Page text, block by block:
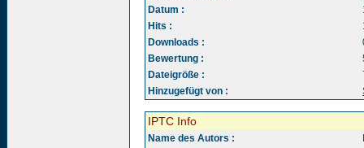
Datum :
Hits :
Downloads :
Bewertung :
Dateigröße :
Hinzugefügt von :
IPTC Info
Name des Autors :